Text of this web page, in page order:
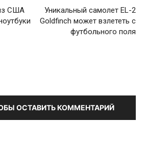
США
Уникальный самолет EL-2
Goldfinch может взлететь с
футбольного поля
ОСТАВИТЬ КОММЕНТАРИЙ